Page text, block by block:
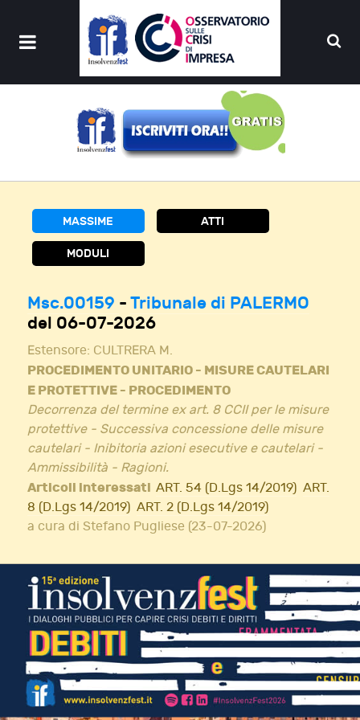
MASSIME ATTI
MODULI
Msc.00159 - Tribunale di PALERMO
del 06-07-2026
Estensore: CULTRERA M.
PROCEDIMENTO UNITARIO - MISURE CAUTELARI
E PROTETTIVE - PROCEDIMENTO
Decorrenza del termine ex art. 8 CCII per le misure
protettive - Successiva concessione delle misure
cautelari - Inibitoria azioni esecutive e cautelari -
Ammissibilità - Ragioni.
Articoli interessati ART. 54 (D.Lgs 14/2019) ART.
8 (D.Lgs 14/2019) ART. 2 (D.Lgs 14/2019)
a cura di Stefano Pugliese (23-07-2026)